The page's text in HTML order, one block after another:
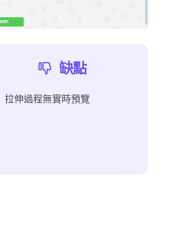
缺點
拉伸過程無實時預覽